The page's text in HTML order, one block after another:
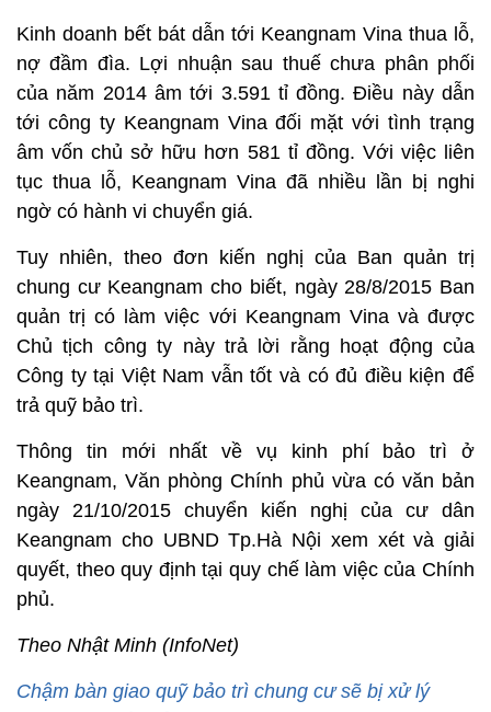
Kinh doanh bết bát dẫn tới Keangnam Vina thua lỗ,
nợ đầm đìa. Lợi nhuận sau thuế chưa phân phối
của năm 2014 âm tới 3.591 tỉ đồng. Điều này dẫn
tới công ty Keangnam Vina đối mặt với tình trạng
âm vốn chủ sở hữu hơn 581 tỉ đồng. Với việc liên
tục thua lỗ, Keangnam Vina đã nhiều lần bị nghi
ngờ có hành vi chuyển giá.
Tuy nhiên, theo đơn kiến nghị của Ban quản trị
chung cư Keangnam cho biết, ngày 28/8/2015 Ban
quản trị có làm việc với Keangnam Vina và được
Chủ tịch công ty này trả lời rằng hoạt động của
Công ty tại Việt Nam vẫn tốt và có đủ điều kiện để
trả quỹ bảo trì.
Thông tin mới nhất về vụ kinh phí bảo trì ở
Keangnam, Văn phòng Chính phủ vừa có văn bản
ngày 21/10/2015 chuyển kiến nghị của cư dân
Keangnam cho UBND Tp.Hà Nội xem xét và giải
quyết, theo quy định tại quy chế làm việc của Chính
phủ.
Theo Nhật Minh (InfoNet)
Chậm bàn giao quỹ bảo trì chung cư sẽ bị xử lý